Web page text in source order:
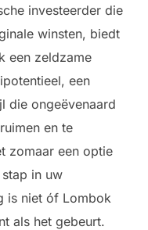
investeerder die
winsten, biedt
een zeldzame
een
die ongeëvenaard
en te
zomaar een optie
in uw
is niet óf Lombok
als het gebeurt.